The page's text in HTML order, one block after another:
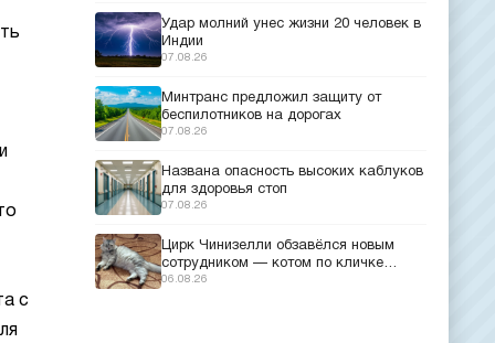
с
Удар молний унес жизни 20 человек в
Индии
07.08.26
Минтранс предложил защиту от
беспилотников на дорогах
07.08.26
Названа опасность высоких каблуков
для здоровья стоп
07.08.26
Цирк Чинизелли обзавёлся новым
сотрудником — котом по кличке
Манеж из Эрмитажа
06.08.26